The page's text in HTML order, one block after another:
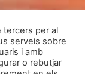
tercers per al
serveis sobre
i amb
o rebutjar